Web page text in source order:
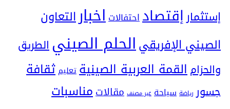
إستثمارإقتصاداحتفالاتاخبارالتعاون
الصيني الإفريقيالحلم الصينيالطريق
والحزامالقمة العربية الصينيةتعليم ثقافة
جسور رياضة سياحة غير مصنف مقالاتمناسبات